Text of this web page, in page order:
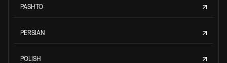
PASHTO
PERSIAN
POLISH